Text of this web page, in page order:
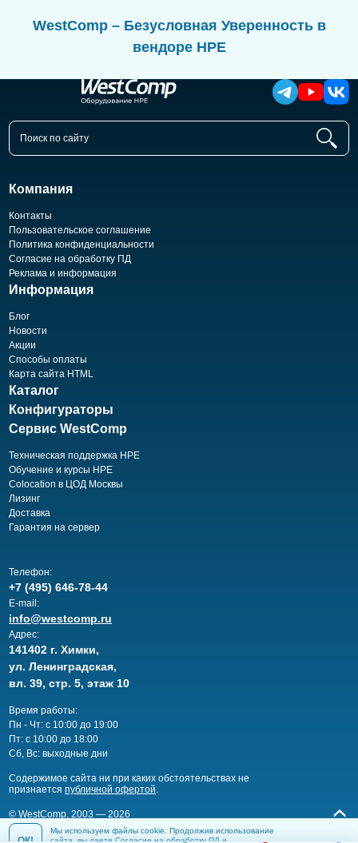
WestComp – Безусловная Уверенность в
вендоре HPE
Компания
Контакты
Пользовательское соглашение
Политика конфиденциальности
Согласие на обработку ПД
Реклама и информация
Информация
Блог
Новости
Акции
Способы оплаты
Карта сайта HTML
Каталог
Конфигураторы
Сервис WestComp
Техническая поддержка HPE
Обучение и курсы HPE
Colocation в ЦОД Москвы
Лизинг
Доставка
Гарантия на сервер
Телефон:
+7 (495) 646-78-44
E-mail:
info@westcomp.ru
Адрес:
141402 г. Химки,
ул. Ленинградская,
вл. 39, стр. 5, этаж 10
Время работы:
Пн - Чт: с 10:00 до 19:00
Пт: с 10:00 до 18:00
Сб, Вс: выходные дни
Cодержимое сайта ни при каких обстоятельствах не
признается публичной офертой.
© WestComp, 2003 — 2026
ОК!
Мы используем файлы cookie. Продолжив использование
сайта, вы даете Согласие на обработку ПД и